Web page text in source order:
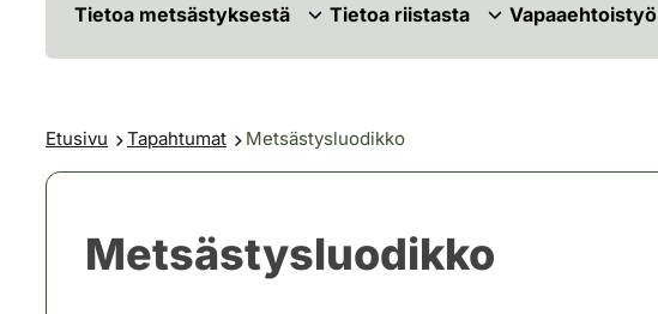
Tietoa metsästyksestä Tietoa riistasta Vapaaehtoistyö
Etusivu Tapahtumat Metsästysluodikko
Metsästysluodikko